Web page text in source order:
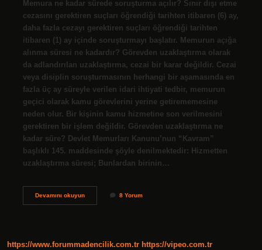
Memura ne kadar sürede soruşturma açılır? Sınır dışı etme
cezasını gerektiren suçları öğrendiği tarihten itibaren (6) ay,
daha fazla cezayı gerektiren suçları öğrendiği tarihten
itibaren (1) ay içinde soruşturmayı başlatır. Memurun açığa
alınma süresi ne kadardır? Görevden uzaklaştırma olarak
da adlandırılan uzaklaştırma, cezai bir karar değildir. Cezai
veya disiplin soruşturmasının herhangi bir aşamasında en
fazla üç ay süreyle verilen idari ihtiyati tedbir, memurun
geçici olarak kamu görevlerini yerine getirememesine
neden olur. Bir kişinin kamu hizmetine son verilmesini
gerektiren bir işlem değildir. Görevden uzaklaştırma ne
kadar süre? Devlet Memurları Kanunu’nun “Kavram”
başlıklı 145. maddesinde şöyle denilmektedir: Hizmetten
uzaklaştırma süresi; Bunlardan birinin…
Devamını okuyunGörevden
Soruşturma
8 Yorum
https://www.forummadencilik.com.tr https://vipeo.com.tr